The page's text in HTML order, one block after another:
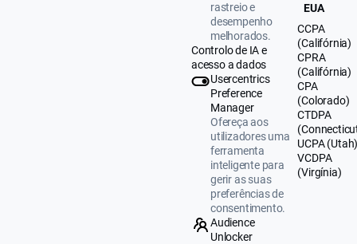
rastreio e
desempenho
melhorados.
Controlo de IA e
acesso a dados
Usercentrics
Preference
Manager
Ofereça aos
utilizadores uma
ferramenta
inteligente para
gerir as suas
preferências de
consentimento.
Audience
Unlocker
EUA
CCPA
(Califórnia)
CPRA
(Califórnia)
CPA
(Colorado)
CTDPA
UCPA
VCDPA
(Virgínia)